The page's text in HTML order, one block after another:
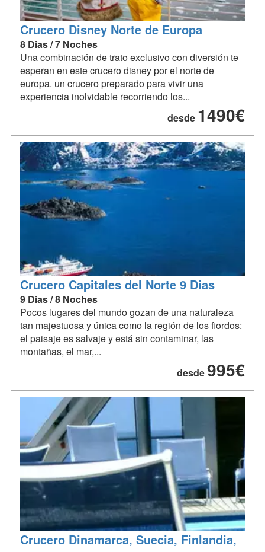
Crucero Disney Norte de Europa
8 Dias / 7 Noches
Una combinación de trato exclusivo con diversión te
esperan en este crucero disney por el norte de
europa. un crucero preparado para vivir una
experiencia inolvidable recorriendo los...
desde 1490€
Crucero Capitales del Norte 9 Dias
9 Dias / 8 Noches
Pocos lugares del mundo gozan de una naturaleza
tan majestuosa y única como la región de los fiordos:
el paisaje es salvaje y está sin contaminar, las
montañas, el mar,...
desde995€
Crucero Dinamarca, Suecia, Finlandia,